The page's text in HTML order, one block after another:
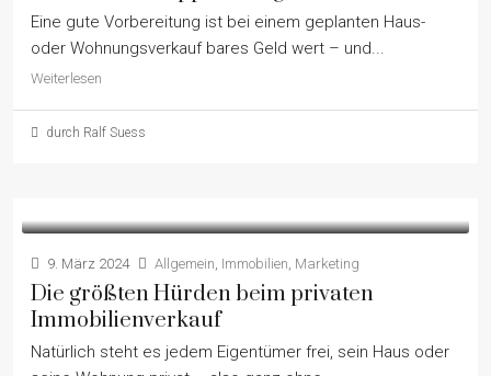
Eine gute Vorbereitung ist bei einem geplanten Haus-
oder Wohnungsverkauf bares Geld wert – und...
Weiterlesen
durch Ralf Suess
9. März 2024 Allgemein, Immobilien, Marketing
Die größten Hürden beim privaten
Immobilienverkauf
Natürlich steht es jedem Eigentümer frei, sein Haus oder